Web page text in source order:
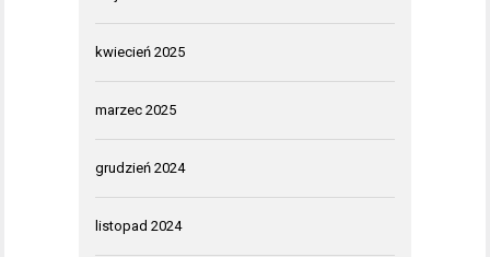
kwiecień 2025
marzec 2025
grudzień 2024
listopad 2024